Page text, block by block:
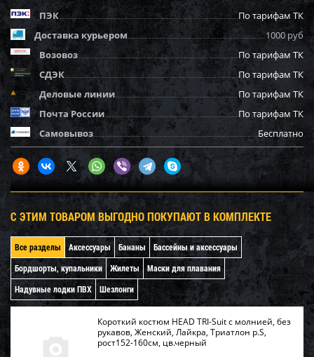
ПЭК
По тарифам ТК
Доставка курьером
1000 руб
Возовоз
По тарифам ТК
СДЭК
По тарифам ТК
Деловые линии
По тарифам ТК
Почта России
По тарифам ТК
Самовывоз
Бесплатно
С ЭТИМ ТОВАРОМ ВЫГОДНО ПОКУПАЮТ В КОМПЛЕКТЕ
Все разделы Аксессуары Бананы
Бассейны и аксессуары
Бордшорты, купальники
Жилеты
Маски для плавания
Надувные лодки ПВХ
Шезлонги
Короткий костюм HEAD TRI-Suit с молнией, без
рукавов, Женский, Лайкра, Триатлон р.S,
рост152-160см, цв.черный